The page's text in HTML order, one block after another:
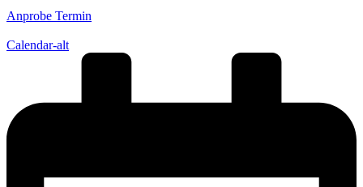
Anprobe Termin
Calendar-alt